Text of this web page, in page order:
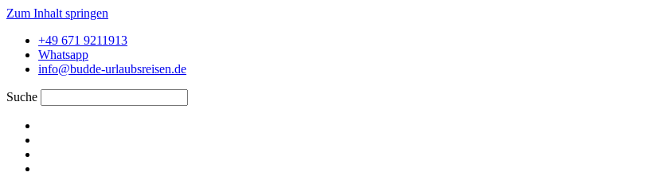
Zum Inhalt springen
+49 671 9211913
Whatsapp
info@budde-urlaubsreisen.de
Suche